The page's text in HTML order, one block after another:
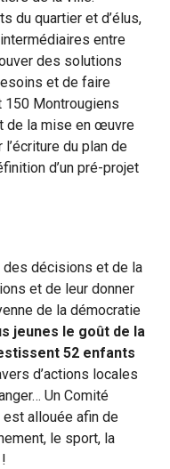
du quartier et d’élus,
entre
des solutions
et de faire
150 Montrougiens
de la mise en œuvre
du plan de
d’un pré-projet
des décisions et de la
et de leur donner
de la démocratie
jeunes le goût de la
52 enfants
d’actions locales
Un Comité
allouée afin de
le sport, la